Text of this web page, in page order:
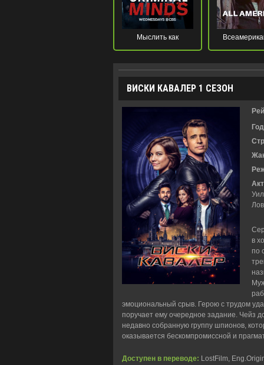
Мыслить как
преступник
ВИСКИ КАВАЛЕР 1 СЕЗОН
в
по
эмоциональный срыв. Герою с трудом
поручает ему очередное задание. Чейз
недавно собранную группу шпионов,
оказывается бескомпромиссной и
Доступен в переводе: LostFilm,